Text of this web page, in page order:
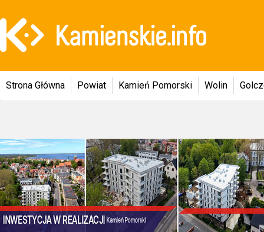
Strona Główna Powiat Kamień Pomorski Wolin